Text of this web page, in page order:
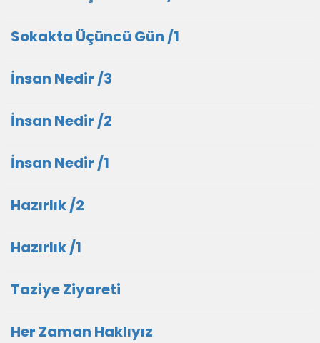
Sokakta Üçüncü Gün /1
İnsan Nedir /3
İnsan Nedir /2
İnsan Nedir /1
Hazırlık /2
Hazırlık /1
Taziye Ziyareti
Her Zaman Haklıyız